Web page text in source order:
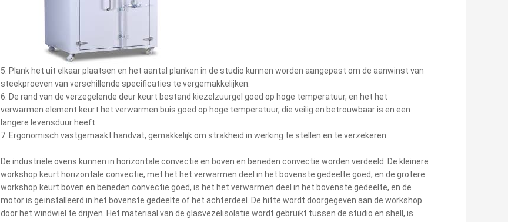
5. Plank het uit elkaar plaatsen en het aantal planken in de studio kunnen worden aangepast om de aanwinst van
steekproeven van verschillende specificaties te vergemakkelijken.
6. De rand van de verzegelende deur keurt bestand kiezelzuurgel goed op hoge temperatuur, en het het
verwarmen element keurt het verwarmen buis goed op hoge temperatuur, die veilig en betrouwbaar is en een
langere levensduur heeft.
7. Ergonomisch vastgemaakt handvat, gemakkelijk om strakheid in werking te stellen en te verzekeren.
De industriële ovens kunnen in horizontale convectie en boven en beneden convectie worden verdeeld. De kleinere
workshop keurt horizontale convectie, met het het verwarmen deel in het bovenste gedeelte goed, en de grotere
workshop keurt boven en beneden convectie goed, is het het verwarmen deel in het bovenste gedeelte, en de
motor is geïnstalleerd in het bovenste gedeelte of het achterdeel. De hitte wordt doorgegeven aan de workshop
door het windwiel te drijven. Het materiaal van de glasvezelisolatie wordt gebruikt tussen de studio en shell, is